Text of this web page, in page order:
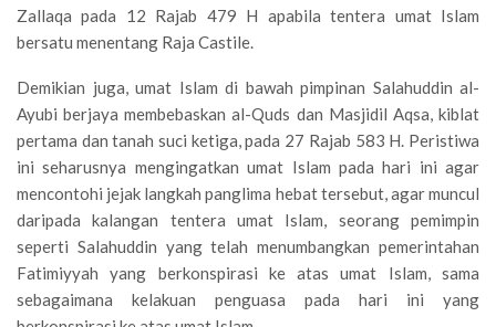
Zallaqa pada 12 Rajab 479 H apabila tentera umat Islam
bersatu menentang Raja Castile.
Demikian juga, umat Islam di bawah pimpinan Salahuddin al-
Ayubi berjaya membebaskan al-Quds dan Masjidil Aqsa, kiblat
pertama dan tanah suci ketiga, pada 27 Rajab 583 H. Peristiwa
ini seharusnya mengingatkan umat Islam pada hari ini agar
mencontohi jejak langkah panglima hebat tersebut, agar muncul
daripada kalangan tentera umat Islam, seorang pemimpin
seperti Salahuddin yang telah menumbangkan pemerintahan
Fatimiyyah yang berkonspirasi ke atas umat Islam, sama
sebagaimana kelakuan penguasa pada hari ini yang